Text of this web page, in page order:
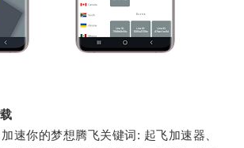
你的梦想腾飞关键词: 起飞加速器、